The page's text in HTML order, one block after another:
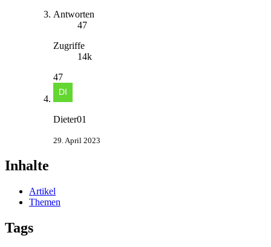
Antworten
47
Zugriffe
14k
47
Dieter01
29. April 2023
Inhalte
Artikel
Themen
Tags